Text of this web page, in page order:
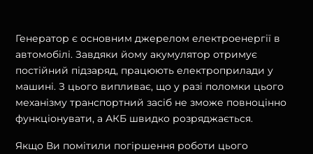
Генератор є основним джерелом електроенергії в
автомобілі. Завдяки йому акумулятор отримує
постійний підзаряд, працюють електроприлади у
машині. З цього випливає, що у разі поломки цього
механізму транспортний засіб не зможе повноцінно
функціонувати, а АКБ швидко розряджається.
Якщо Ви помітили погіршення роботи цього